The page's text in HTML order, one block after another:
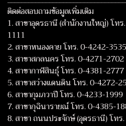
ติดต่อสอบถามข้อมูลเพิ่มเติม
1. สาขาอุดรธานี (สำนักงานใหญ่) โ
1111
2. สาขาหนองคาย โทร. 0-4242-3535
3. สาขาสกลนคร โทร. 0-4271-2702
4. สาขากาฬสินธุ์ โทร. 0-4381-2777
5. สาขาสว่างแดนดิน โทร. 0-4272-
6. สาขากุมภวาปี โทร. 0-4233-1999
7. สาขากุฉินารายณ์ โทร. 0-4385-
8. สาขา ถนนประจักษ์ (อุดรธานี) โท